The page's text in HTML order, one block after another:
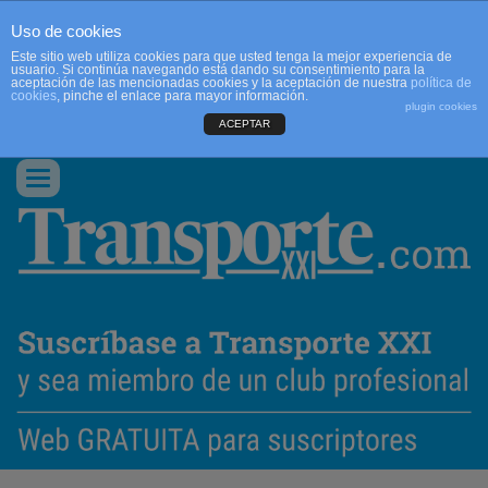
CONTACTO
Conmutar
navegación
Uso de cookies
Este sitio web utiliza cookies para que usted tenga la mejor experiencia de
usuario. Si continúa navegando está dando su consentimiento para la
aceptación de las mencionadas cookies y la aceptación de nuestra política de
cookies, pinche el enlace para mayor información.
plugin cookies
ACEPTAR